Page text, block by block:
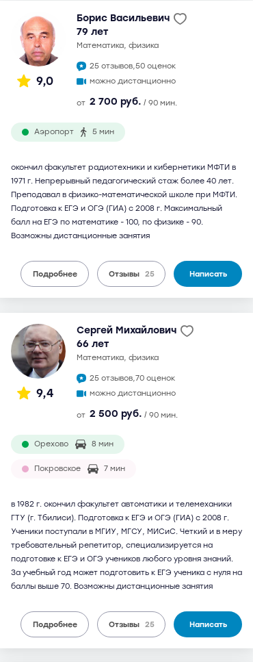
9,0
Борис Васильевич
79 лет
математика, физика
25 отзывов,50 оценок
можно дистанционно
от 2 700 руб. / 90 мин.
Аэропорт 5 мин
окончил факультет радиотехники и кибернетики МФТИ в
1971 г. Непрерывный педагогический стаж более 40 лет.
Преподавал в физико-математической школе при МФТИ.
Подготовка к ЕГЭ и ОГЭ (ГИА) с 2008 г. Максимальный
балл на ЕГЭ по математике - 100, по физике - 90.
Возможны дистанционные занятия
Подробнее Отзывы 25 Написать
9,4
Сергей Михайлович
66 лет
математика, физика
25 отзывов,70 оценок
можно дистанционно
от 2 500 руб. / 90 мин.
Орехово 8 мин
Покровское 7 мин
в 1982 г. окончил факультет автоматики и телемеханики
ГТУ (г. Тбилиси). Подготовка к ЕГЭ и ОГЭ (ГИА) с 2008 г.
Ученики поступали в МГИУ, МГСУ, МИСиС. Четкий и в меру
требовательный репетитор, специализируется на
подготовке к ЕГЭ и ОГЭ учеников любого уровня знаний.
За учебный год может подготовить к ЕГЭ ученика с нуля на
баллы выше 70. Возможны дистанционные занятия
Подробнее Отзывы 25 Написать